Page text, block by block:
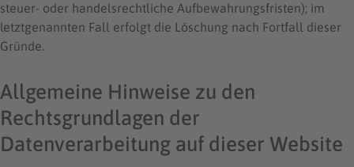
steuer- oder handelsrechtliche Aufbewahrungsfristen); im
letztgenannten Fall erfolgt die Löschung nach Fortfall dieser
Gründe.
Allgemeine Hinweise zu den
Rechtsgrundlagen der
Datenverarbeitung auf dieser Website